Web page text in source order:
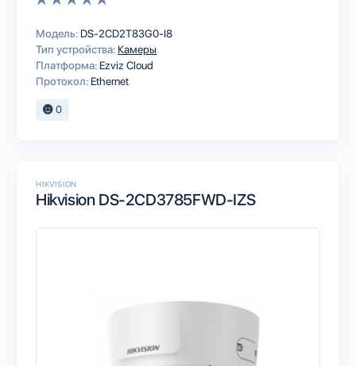
Модель: DS-2CD2T83G0-I8
Тип устройства: Камеры
Платформа: Ezviz Cloud
Протокол: Ethernet
0
HIKVISION
Hikvision DS-2CD3785FWD-IZS